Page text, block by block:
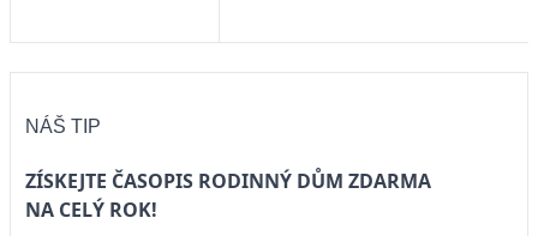
NÁŠ TIP
ZÍSKEJTE ČASOPIS RODINNÝ DŮM ZDARMA
NA CELÝ ROK!